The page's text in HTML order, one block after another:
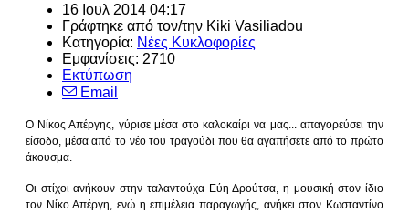
16 Ιουλ 2014 04:17
Γράφτηκε από τον/την Kiki Vasiliadou
Κατηγορία: Νέες Κυκλοφορίες
Εμφανίσεις: 2710
Εκτύπωση
Email
Ο Νίκος Απέργης, γύρισε μέσα στο καλοκαίρι να μας... απαγορεύσει την
είσοδο, μέσα από το νέο του τραγούδι που θα αγαπήσετε από το πρώτο
άκουσμα.
Οι στίχοι ανήκουν στην ταλαντούχα Εύη Δρούτσα, η μουσική στον ίδιο
τον Νίκο Απέργη, ενώ η επιμέλεια παραγωγής, ανήκει στον Κωσταντίνο